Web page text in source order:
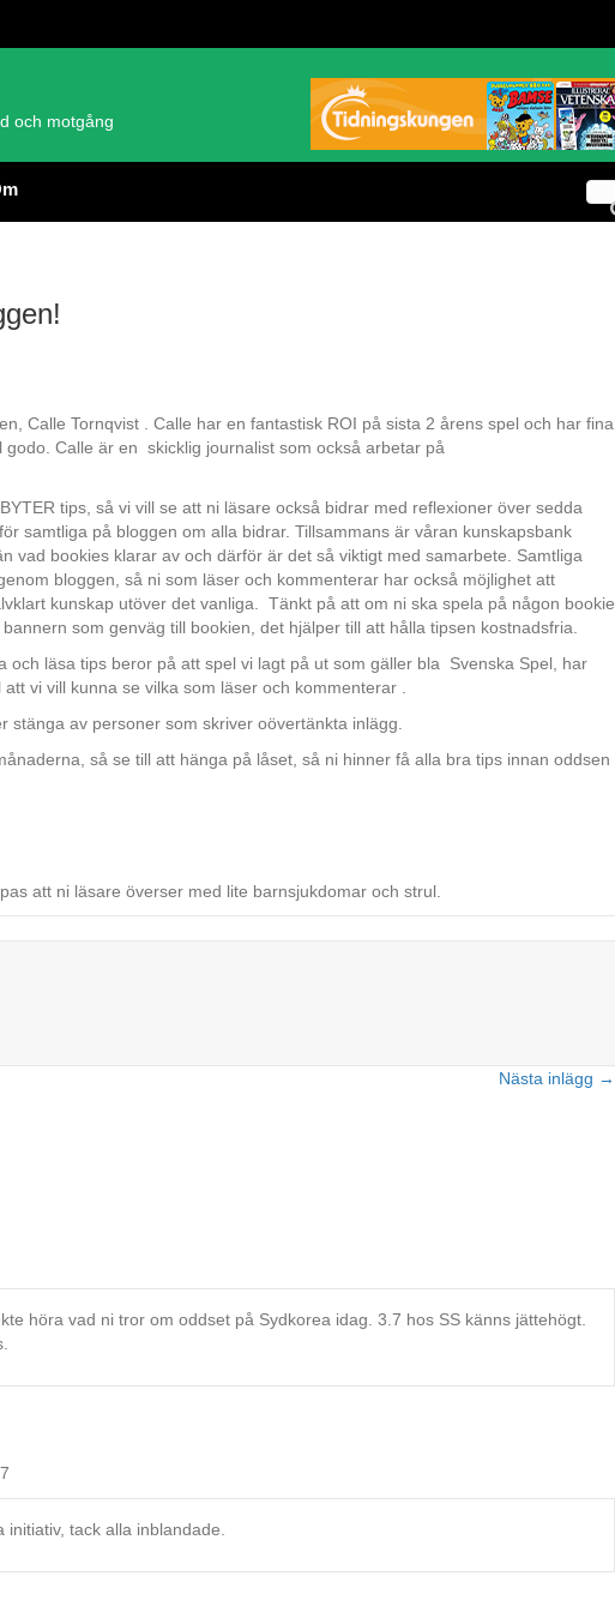
och motgång
Calle Tornqvist . Calle har en fantastisk ROI på sista 2 årens spel och har fina
Calle är en skicklig journalist som också arbetar på
tips, så vi vill se att ni läsare också bidrar med reflexioner över sedda
samtliga på bloggen om alla bidrar. Tillsammans är våran kunskapsbank
vad bookies klarar av och därför är det så viktigt med samarbete. Samtliga
bloggen, så ni som läser och kommenterar har också möjlighet att
kunskap utöver det vanliga. Tänkt på att om ni ska spela på någon bookie
som genväg till bookien, det hjälper till att hålla tipsen kostnadsfria.
och läsa tips beror på att spel vi lagt på ut som gäller bla Svenska Spel, har
vi vill kunna se vilka som läser och kommenterar .
stänga av personer som skriver oövertänkta inlägg.
så se till att hänga på låset, så ni hinner få alla bra tips innan oddsen
att ni läsare överser med lite barnsjukdomar och strul.
Nästa inlägg →
höra vad ni tror om oddset på Sydkorea idag. 3.7 hos SS känns jättehögt.
tack alla inblandade.